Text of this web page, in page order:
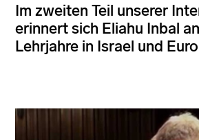
Im zweiten Teil unserer
erinnert sich Eliahu Inbal
Lehrjahre in Israel und